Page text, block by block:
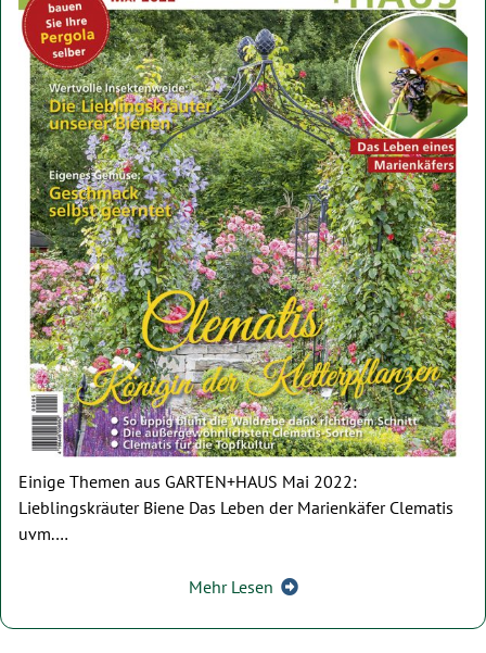
Einige Themen aus GARTEN+HAUS Mai 2022:
Lieblingskräuter Biene Das Leben der Marienkäfer Clematis
uvm.…
Mehr Lesen